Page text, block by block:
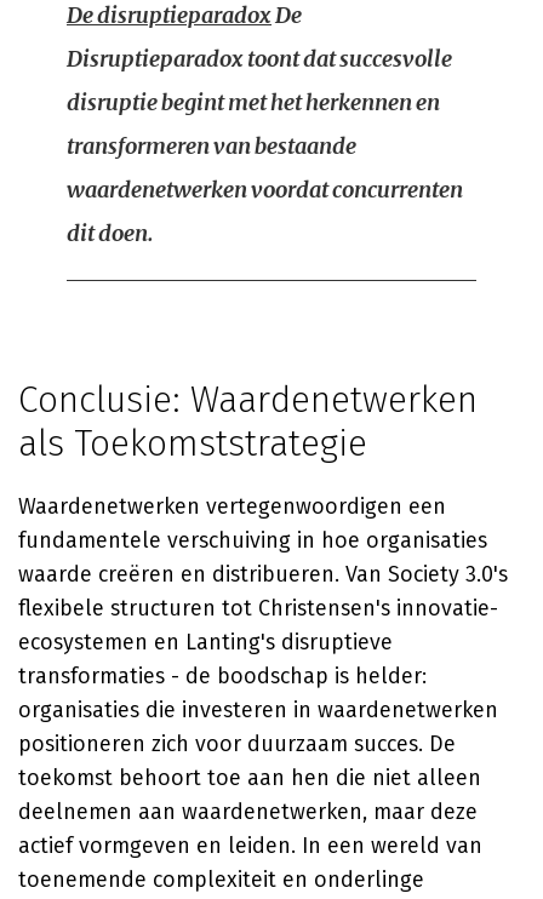
De disruptieparadoxDe
Disruptieparadox toont dat succesvolle
disruptie begint met het herkennen en
transformeren van bestaande
waardenetwerken voordat concurrenten
dit doen.
Conclusie: Waardenetwerken
als Toekomststrategie
Waardenetwerken vertegenwoordigen een
fundamentele verschuiving in hoe organisaties
waarde creëren en distribueren. Van Society 3.0's
flexibele structuren tot Christensen's innovatie-
ecosystemen en Lanting's disruptieve
transformaties - de boodschap is helder:
organisaties die investeren in waardenetwerken
positioneren zich voor duurzaam succes. De
toekomst behoort toe aan hen die niet alleen
deelnemen aan waardenetwerken, maar deze
actief vormgeven en leiden. In een wereld van
toenemende complexiteit en onderlinge